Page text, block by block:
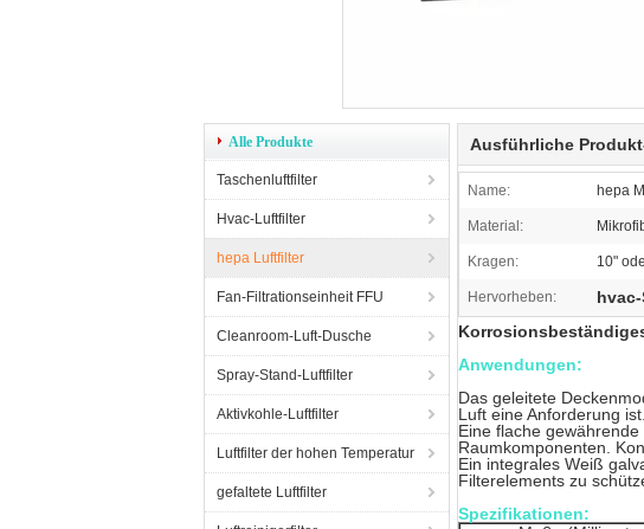
Alle Produkte
Taschenluftfilter
Hvac-Luftfilter
hepa Luftfilter
Fan-Filtrationseinheit FFU
Cleanroom-Luft-Dusche
Spray-Stand-Luftfilter
Aktivkohle-Luftfilter
Luftfilter der hohen Temperatur
gefaltete Luftfilter
Ausführliche
Name: hepa
Material:
Kragen: 10"
Hervorheben:
Anwendungen:
Das geleitete
Luft eine Anforderung ist.
Eine flache
Raumkomponenten.
Ein integrales Weiß
Filterelements zu
Spezifikationen: